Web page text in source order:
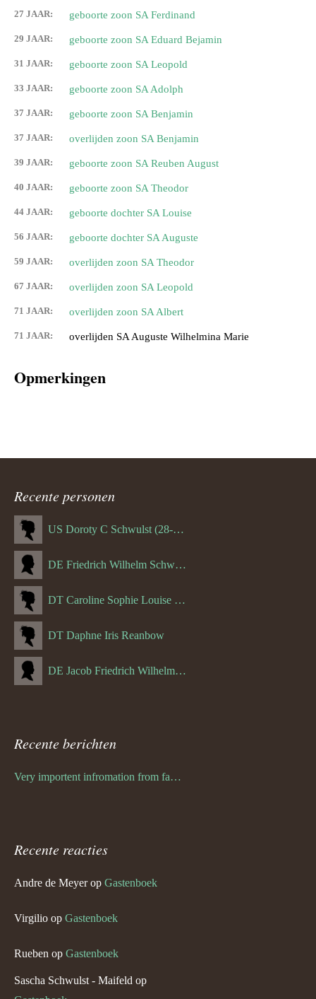
27 JAAR: geboorte zoon SA Ferdinand
29 JAAR: geboorte zoon SA Eduard Bejamin
31 JAAR: geboorte zoon SA Leopold
33 JAAR: geboorte zoon SA Adolph
37 JAAR: geboorte zoon SA Benjamin
37 JAAR: overlijden zoon SA Benjamin
39 JAAR: geboorte zoon SA Reuben August
40 JAAR: geboorte zoon SA Theodor
44 JAAR: geboorte dochter SA Louise
56 JAAR: geboorte dochter SA Auguste
59 JAAR: overlijden zoon SA Theodor
67 JAAR: overlijden zoon SA Leopold
71 JAAR: overlijden zoon SA Albert
71 JAAR: overlijden SA Auguste Wilhelmina Marie
Opmerkingen
Recente personen
US Doroty C Schwulst (28-12-1919)
DE Friedrich Wilhelm Schwulst
DT Caroline Sophie Louise Schreuder born Schwulst (13-05-1866)
DT Daphne Iris Reanbow
DE Jacob Friedrich Wilhelm Hurth
Recente berichten
Very importent infromation from family Schwulst
Recente reacties
Andre de Meyerop Gastenboek
Virgilio op Gastenboek
Rueben op Gastenboek
Sascha Schwulst - Maifeld op